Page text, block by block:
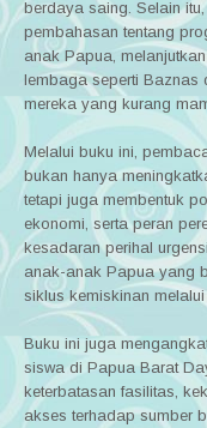
berdaya saing. Selain
pembahasan tentang
anak Papua,
lembaga seperti Baznas
mereka yang kurang
Melalui buku ini,
bukan hanya
tetapi juga membentuk
ekonomi, serta peran
kesadaran perihal
anak-anak Papua yang
siklus kemiskinan
Buku ini juga
siswa di Papua Barat
keterbatasan fasilitas,
akses terhadap sumber